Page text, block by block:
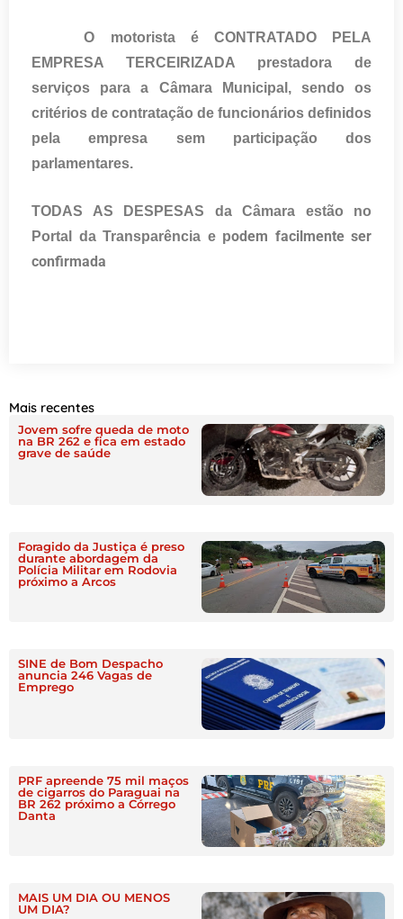
O motorista é CONTRATADO PELA
EMPRESA TERCEIRIZADA prestadora de
serviços para a Câmara Municipal, sendo os
critérios de contratação de funcionários definidos
pela empresa sem participação dos
parlamentares.
TODAS AS DESPESAS da Câmara estão no
Portal da Transparência e podem facilmente ser
confirmada
Mais recentes
Jovem sofre queda de moto
na BR 262 e fica em estado
grave de saúde
Foragido da Justiça é preso
durante abordagem da
Polícia Militar em Rodovia
próximo a Arcos
SINE de Bom Despacho
anuncia 246 Vagas de
Emprego
PRF apreende 75 mil maços
de cigarros do Paraguai na
BR 262 próximo a Córrego
Danta
MAIS UM DIA OU MENOS
UM DIA?